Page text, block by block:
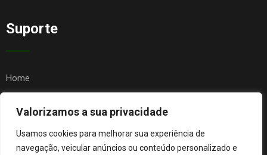
Valorizamos a sua privacidade
Usamos cookies para melhorar sua experiência de
navegação, veicular anúncios ou conteúdo personalizado e
Suporte
Home